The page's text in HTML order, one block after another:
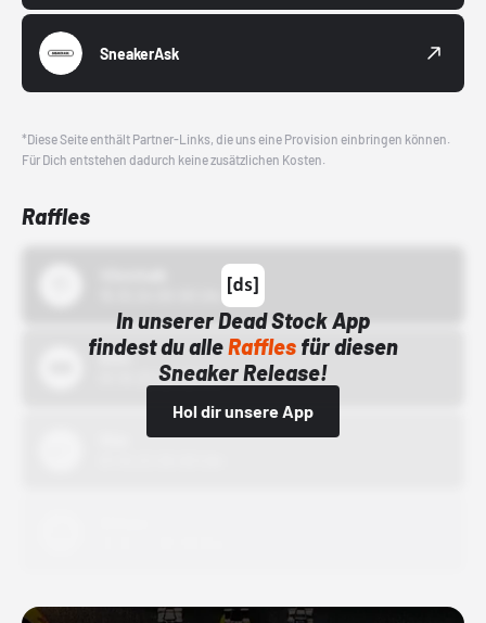
SneakerAsk
*Diese Seite enthält Partner-Links, die uns eine Provision einbringen können.
Für Dich entstehen dadurch keine zusätzlichen Kosten.
Raffles
In unserer Dead Stock App
findest du alleRafflesfür diesen
Sneaker Release!
Hol dir unsere App
Bstn
01.10.22 00:00 Uhr